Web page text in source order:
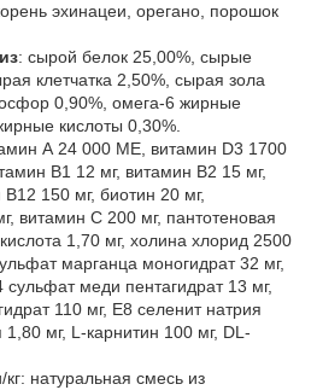
эхинацеи, орегано, порошок
: сырой белок 25,00%, сырые
клетчатка 2,50%, сырая зола
0,90%, омега-6 жирные
кислоты 0,30%.
А 24 000 МЕ, витамин D3 1700
В1 12 мг, витамин В2 15 мг,
150 мг, биотин 20 мг,
витамин С 200 мг, пантотеновая
1,70 мг, холина хлорид 2500
марганца моногидрат 32 мг,
меди пентагидрат 13 мг,
110 мг, Е8 селенит натрия
мг, L-карнитин 100 мг, DL-
натуральная смесь из